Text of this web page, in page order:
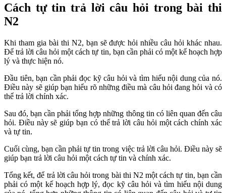
Cách tự tin trả lời câu hỏi trong bài thi
N2
Khi tham gia bài thi N2, bạn sẽ được hỏi nhiều câu hỏi khác nhau.
Để trả lời câu hỏi một cách tự tin, bạn cần phải có một kế hoạch hợp
lý và thực hiện nó.
Đầu tiên, bạn cần phải đọc kỹ câu hỏi và tìm hiểu nội dung của nó.
Điều này sẽ giúp bạn hiểu rõ những điều mà câu hỏi đang hỏi và có
thể trả lời chính xác.
Sau đó, bạn cần phải tổng hợp những thông tin có liên quan đến câu
hỏi. Điều này sẽ giúp bạn có thể trả lời câu hỏi một cách chính xác
và tự tin.
Cuối cùng, bạn cần phải tự tin trong việc trả lời câu hỏi. Điều này sẽ
giúp bạn trả lời câu hỏi một cách tự tin và chính xác.
Tổng kết, để trả lời câu hỏi trong bài thi N2 một cách tự tin, bạn cần
phải có một kế hoạch hợp lý, đọc kỹ câu hỏi và tìm hiểu nội dung